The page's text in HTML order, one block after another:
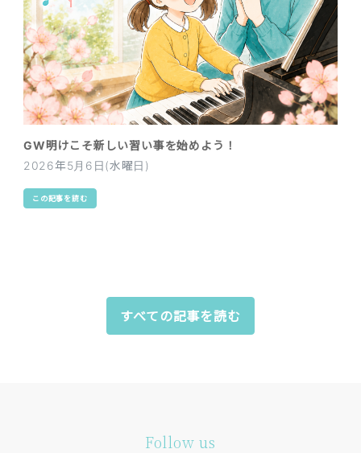
GW明けこそ新しい習い事を始めよう！
2026年5月6日(水曜日)
この記事を読む
すべての記事を読む
Follow us